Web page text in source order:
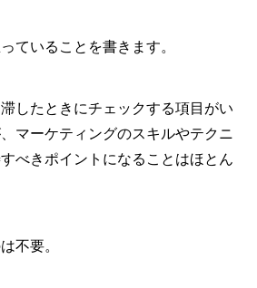
ていることを書きます。
したときにチェックする項目がい
マーケティングのスキルやテクニ
べきポイントになることはほとん
不要。